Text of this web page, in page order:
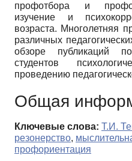
профотбора и
изучение и
возраста. Многолетняя
различных
обзоре публикаций
студентов
проведению
Общая
Ключевые слова: Т.И.
резонерство,
профориентация